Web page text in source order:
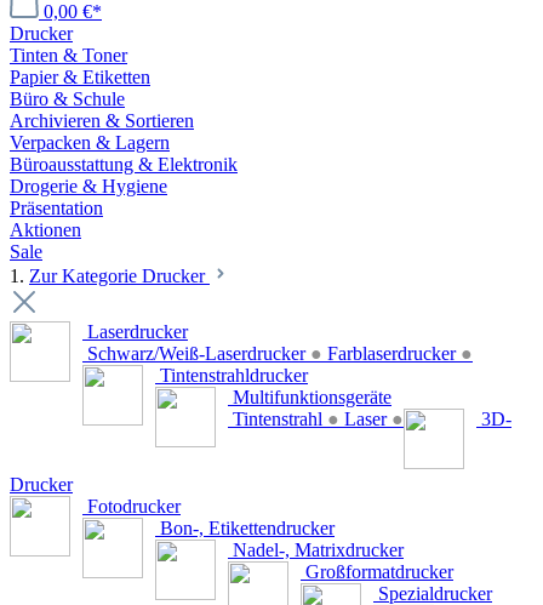
0,00 €*
Drucker
Tinten & Toner
Papier & Etiketten
Büro & Schule
Archivieren & Sortieren
Verpacken & Lagern
Büroausstattung & Elektronik
Drogerie & Hygiene
Präsentation
Aktionen
Sale
1. Zur Kategorie Drucker
Laserdrucker
Schwarz/Weiß-Laserdrucker ● Farblaserdrucker ●
Tintenstrahldrucker
Multifunktionsgeräte
Tintenstrahl ● Laser ● 3D-
Drucker
Fotodrucker
Bon-, Etikettendrucker
Nadel-, Matrixdrucker
Großformatdrucker
Spezialdrucker